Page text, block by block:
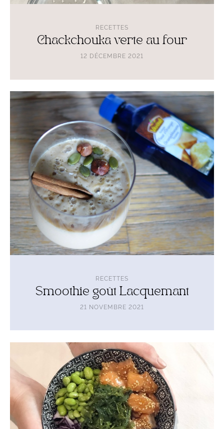
Chackchouka verte au four
12 DÉCEMBRE 2021
RECETTES
l'article
Lacquemant
Smoothie goût Lacquemant
21 NOVEMBRE 2021
RECETTES
Lire
bowl
d’hiver